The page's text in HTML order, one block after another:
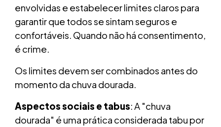
envolvidas e estabelecer limites claros para
garantir que todos se sintam seguros e
confortáveis. Quando não há consentimento,
é crime.
Os limites devem ser combinados antes do
momento da chuva dourada.
Aspectos sociais e tabus: A "chuva
dourada" é uma prática considerada tabu por